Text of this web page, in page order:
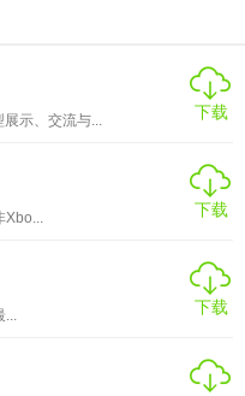
搜索，满足不同国家和地
频、新闻等多种搜索类
的偏好调整搜索设置，如
，方便用户进行语音交
多种语言之间的互译。
示、交流与...
下载
Xbo...
下载
最...
下载